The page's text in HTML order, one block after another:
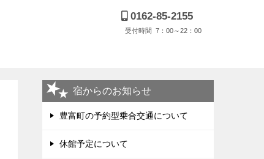
0162-85-2155
受付時間 7：00～22：00
宿からのお知らせ
豊富町の予約型乗合交通について
休館予定について